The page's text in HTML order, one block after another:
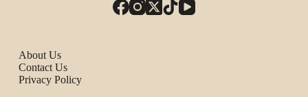
About Us
Contact Us
Privacy Policy